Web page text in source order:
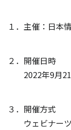
１．主催：日本
２．開催日時
2022年9月21
３．開催方式
ウェビナーツ